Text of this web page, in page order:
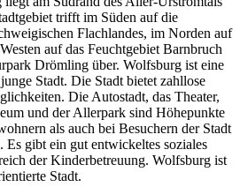
trifft im Süden auf die
Flachlandes, im Norden auf
auf das Feuchtgebiet Barnbruch
Drömling über. Wolfsburg ist eine
Stadt. Die Stadt bietet zahllose
Die Autostadt, das Theater,
und der Allerpark sind Höhepunkte
als auch bei Besuchern der Stadt
gibt ein gut entwickeltes soziales
der Kinderbetreuung. Wolfsburg ist
Stadt.